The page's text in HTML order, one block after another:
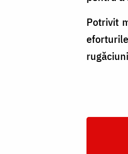
Potrivit